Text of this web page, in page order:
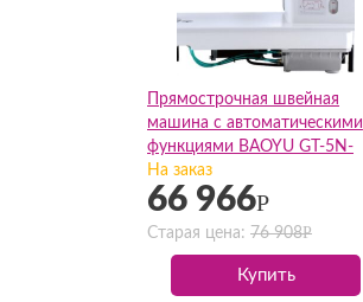
Прямострочная швейная
машина с автоматическими
функциями BAOYU GT-5N-
X2(Комплект)
На заказ
66 966Р
Старая цена: 76 908Р
Купить